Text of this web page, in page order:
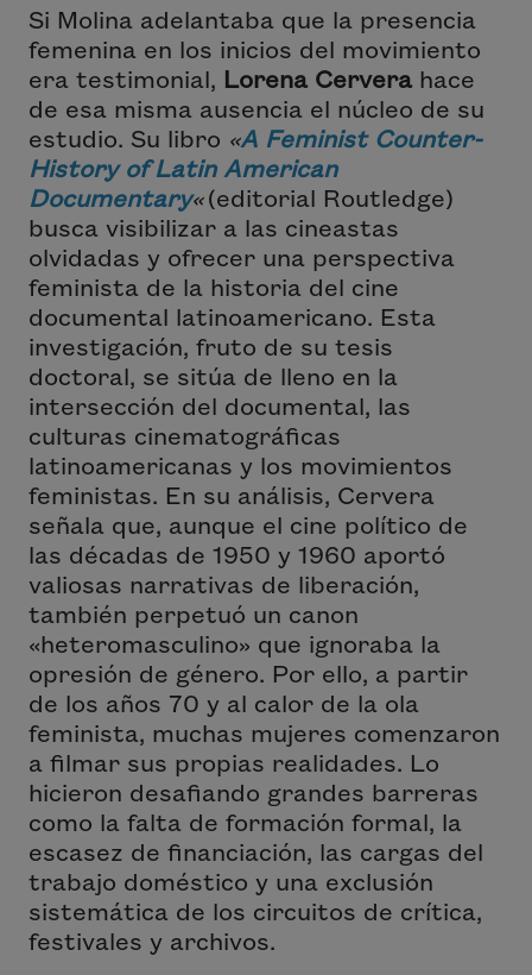
Si Molina adelantaba que la presencia
femenina en los inicios del movimiento
era testimonial, Lorena Cervera hace
de esa misma ausencia el núcleo de su
estudio. Su libro «A Feminist Counter-
History of Latin American
Documentary«(editorial Routledge)
busca visibilizar a las cineastas
olvidadas y ofrecer una perspectiva
feminista de la historia del cine
documental latinoamericano. Esta
investigación, fruto de su tesis
doctoral, se sitúa de lleno en la
intersección del documental, las
culturas cinematográficas
latinoamericanas y los movimientos
feministas. En su análisis, Cervera
señala que, aunque el cine político de
las décadas de 1950 y 1960 aportó
valiosas narrativas de liberación,
también perpetuó un canon
«heteromasculino» que ignoraba la
opresión de género. Por ello, a partir
de los años 70 y al calor de la ola
feminista, muchas mujeres comenzaron
a filmar sus propias realidades. Lo
hicieron desafiando grandes barreras
como la falta de formación formal, la
escasez de financiación, las cargas del
trabajo doméstico y una exclusión
sistemática de los circuitos de crítica,
festivales y archivos.